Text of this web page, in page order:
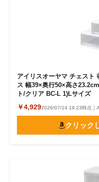
アイリスオーヤマ チェスト
ス 幅39×奥行50×高さ
ト/クリア BC-L 1)Lサイズ
￥4,9292026/07/14 19:23時点｜
クリック